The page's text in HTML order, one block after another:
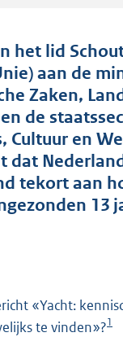
d
s
g
r
o
t
t
e
:
het lid
aan de
Zaken,
de
Cultuur en
dat
tekort aan
13
«Yacht:
te vinden»?1